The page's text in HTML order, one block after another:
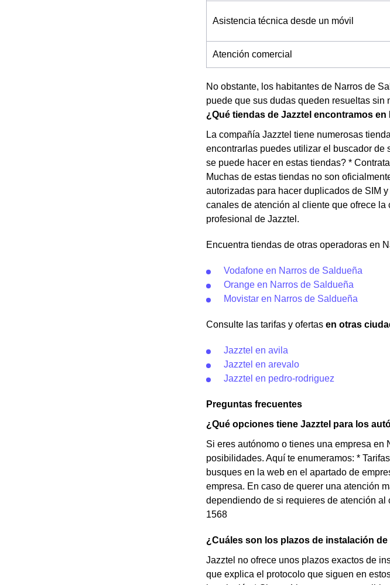
Asistencia técnica desde un móvil
Atención comercial
No obstante, los habitantes de Narros de
puede que sus dudas queden resueltas sin
¿Qué tiendas de Jazztel encontramos
La compañía Jazztel tiene numerosas
encontrarlas puedes utilizar el buscador de
se puede hacer en estas tiendas? *
Muchas de estas tiendas no son
autorizadas para hacer duplicados de SIM
canales de atención al cliente que ofrece
profesional de Jazztel.
Encuentra tiendas de otras operadoras en
Vodafone en Narros de Saldueña
Orange en Narros de Saldueña
Movistar en Narros de Saldueña
Consulte las tarifas y ofertas en otras
Jazztel en avila
Jazztel en arevalo
Jazztel en pedro-rodriguez
Preguntas frecuentes
¿Qué opciones tiene Jazztel para los
Si eres autónomo o tienes una empresa
posibilidades. Aquí te enumeramos: *
busques en la web en el apartado de
empresa. En caso de querer una atención
dependiendo de si requieres de atención
1568
¿Cuáles son los plazos de instalación
Jazztel no ofrece unos plazos exactos de
que explica el protocolo que siguen en